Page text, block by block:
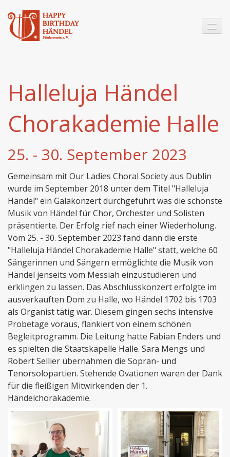
Messiah Welttournee
Mitmachen
Newsletter
English
Halleluja Händel
Chorakademie Halle
25. - 30. September 2023
Gemeinsam mit Our Ladies Choral Society aus Dublin
wurde im September 2018 unter dem Titel "Halleluja
Händel" ein Galakonzert durchgeführt was die schönste
Musik von Händel für Chor, Orchester und Solisten
präsentierte. Der Erfolg rief nach einer Wiederholung.
Vom 25. - 30. September 2023 fand dann die erste
"Halleluja Händel Chorakademie Halle" statt, welche 60
Sängerinnen und Sängern ermöglichte die Musik von
Händel jenseits vom Messiah einzustudieren und
erklingen zu lassen. Das Abschlusskonzert erfolgte im
ausverkauften Dom zu Halle, wo Händel 1702 bis 1703
als Organist tätig war. Diesem gingen sechs intensive
Probetage voraus, flankiert von einem schönen
Begleitprogramm. Die Leitung hatte Fabian Enders und
es spielten die Staatskapelle Halle. Sara Mengs und
Robert Sellier übernahmen die Sopran- und
Tenorsolopartien. Stehende Ovationen waren der Dank
für die fleißigen Mitwirkenden der 1.
Händelchorakademie.